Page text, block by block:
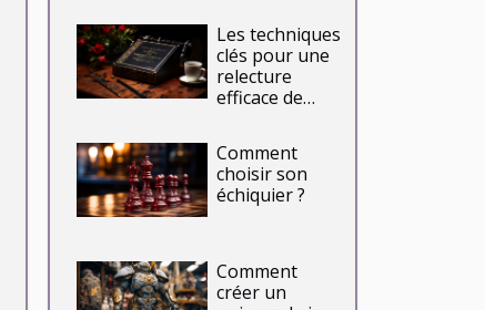
créativité
Les techniques
clés pour une
relecture
efficace de
Comment
choisir son
échiquier ?
Comment
créer un